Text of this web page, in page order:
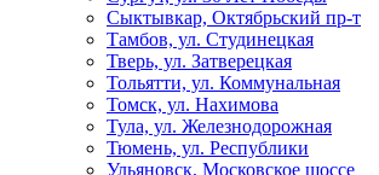
Сыктывкар, Октябрьский пр-т
Тамбов, ул. Студинецкая
Тверь, ул. Затверецкая
Тольятти, ул. Коммунальная
Томск, ул. Нахимова
Тула, ул. Железнодорожная
Тюмень, ул. Республики
Ульяновск, Московское шоссе